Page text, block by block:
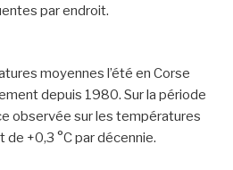
par endroit.
moyennes l’été en Corse
depuis 1980. Sur la période
observée sur les températures
+0,3 °C par décennie.